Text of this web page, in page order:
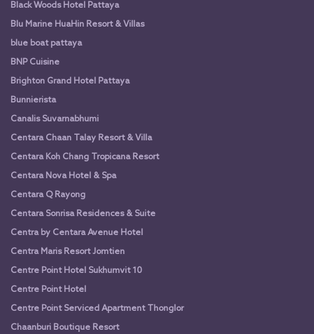
Black Woods Hotel Pattaya
Blu Marine HuaHin Resort & Villas
blue boat pattaya
BNP Cuisine
Brighton Grand Hotel Pattaya
Bunnierista
Canalis Suvarnabhumi
Centara Chaan Talay Resort & Villa
Centara Koh Chang Tropicana Resort
Centara Nova Hotel & Spa
Centara Q Rayong
Centara Sonrisa Residences & Suite
Centra by Centara Avenue Hotel
Centra Maris Resort Jomtien
Centre Point Hotel Sukhumvit 10
Centre Point Hotel
Centre Point Serviced Apartment Thonglor
Chaanburi Boutique Resort